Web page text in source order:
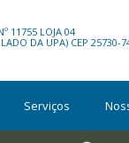
11755 LOJA 04
DA UPA) CEP 25730-
Serviços